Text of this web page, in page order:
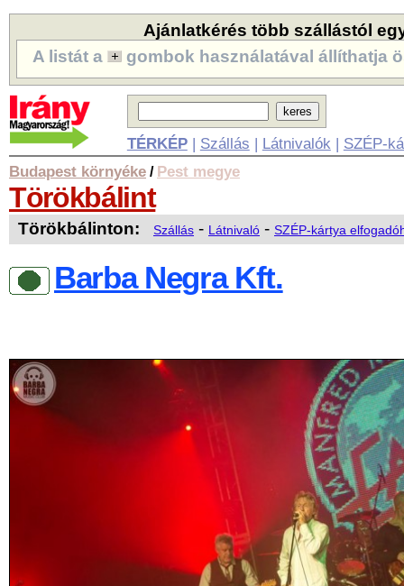
Ajánlatkérés több szállástól
A listát a
gombok használatával állíthatja
TÉRKÉP| Szállás | Látnivalók | SZÉP-
Budapest környéke / Pest megye
Törökbálint
Törökbálinton: Szállás - Látnivaló - SZÉP-kártya
Barba Negra Kft.